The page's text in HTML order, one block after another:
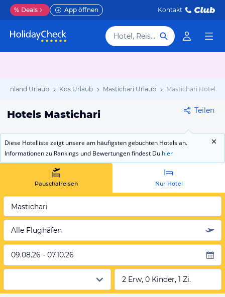
% Deals App öffnen Kontakt
Hotel, Reiseziel
Urlaub Kos Urlaub Mastichari Urlaub Mastichari Hotels
Hotels Mastichari Teilen
Diese Hotelliste zeigt unsere am häufigsten gebuchten Hotels an.
Informationen zu Rankings und Bewertungen findest Du hier
Pauschalreisen Nur Hotel
Mastichari
Alle Flughäfen
09.08.26 - 07.10.26
2 Erw, 0 Kinder, 1 Zi.